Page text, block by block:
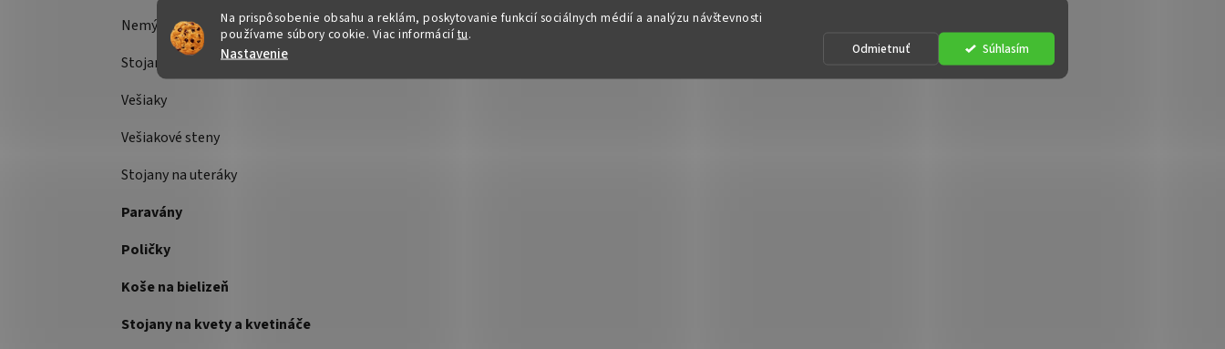
Na prispôsobenie obsahu a reklám, poskytovanie funkcií sociálnych médií a analýzu návštevnosti
používame súbory cookie. Viac informáciítu.
Nastavenie Odmietnuť Súhlasím
Nemý sluha
Stojany na šaty
Vešiaky
Vešiakové steny
Stojany na uteráky
Paravány
Poličky
Koše na bielizeň
Stojany na kvety a kvetináče